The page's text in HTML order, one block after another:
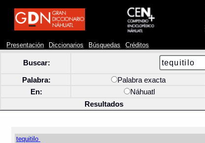
Presentación Diccionarios Búsquedas Créditos
Buscar:
Palabra: Palabra exacta
En:
Náhuatl
Resultados
tequitilo